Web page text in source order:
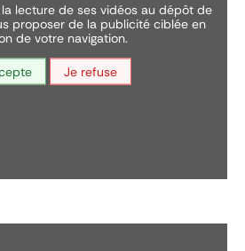
proposer de la publicité ciblée en
de votre navigation.
Je refuse